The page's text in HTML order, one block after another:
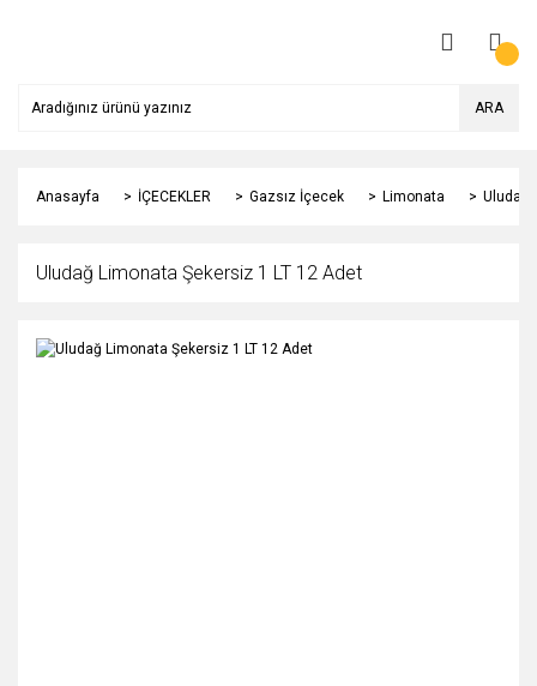
ARA
Anasayfa İÇECEKLER Gazsız İçecek Limonata Uludağ
Uludağ Limonata Şekersiz 1 LT 12 Adet